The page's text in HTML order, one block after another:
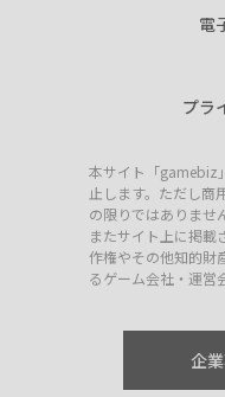
電
プラ
本サイト「gamebiz
止します。ただし商
の限りではありませ
またサイト上に掲載
作権やその他知的財
るゲーム会社・運営
企